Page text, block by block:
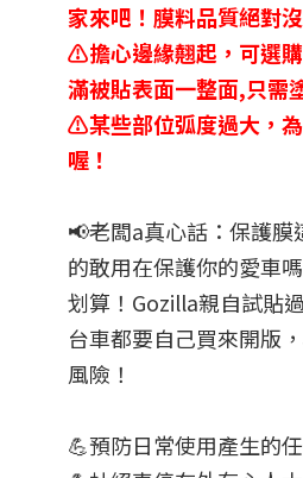
家來吧！膜料品質絕對
⚠️擔心邊緣翹起，可選
滿被貼表面一整面,只需
⚠️某些部位弧度過大，
喔！
📢老闆a真心話：保護
的敢用在保護你的愛車
划算！Gozilla親自試貼
台車都要自己買來開版
風險！
💪預防日常使用產生的